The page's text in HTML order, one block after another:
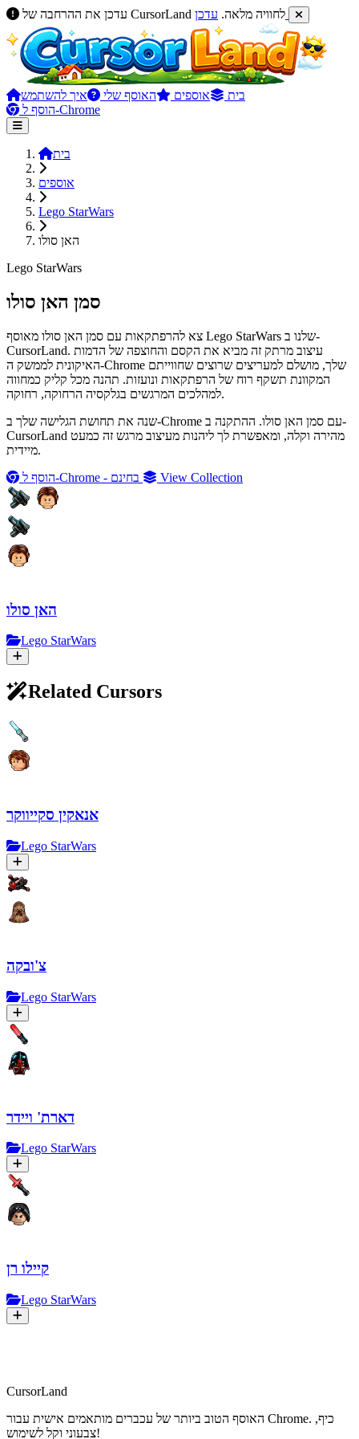
עדכן את ההרחבה של CursorLand לחוויה מלאה.
בית אוספים האוסף שלי
איך להשתמש
הוסף ל-Chrome
בית
אוספים
Lego StarWars
האן סולו
Lego StarWars
סמן האן סולו
צא להרפתקאות עם סמן האן סולו מאוסף Lego StarWars שלנו ב-
CursorLand. עיצוב מרתק זה מביא את הקסם והחוצפה של הדמות
האיקונית לממשק ה-Chrome שלך, מושלם למעריצים שרוצים שחווייתם
המקוונת תשקף רוח של הרפתקאות ונועזות. תהנה מכל קליק כמחווה
למהלכים המרגשים בגלקסיה הרחוקה, רחוקה.
שנה את תחושת הגלישה שלך ב-Chrome עם סמן האן סולו. ההתקנה ב-
CursorLand מהירה וקלה, ומאפשרת לך ליהנות מעיצוב מרגש זה כמעט
מיידית.
View Collection
האן סולו
Lego StarWars
Related Cursors
אנאקין סקייווקר
Lego StarWars
צ'ובקה
Lego StarWars
דארת' ויידר
Lego StarWars
קיילו רן
Lego StarWars
CursorLand
האוסף הטוב ביותר של עכברים מותאמים אישית עבור Chrome. כיף,
צבעוני וקל לשימוש!